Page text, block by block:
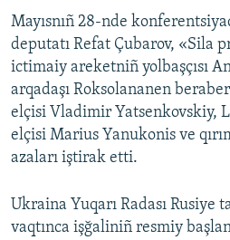
Mayısnıñ 28-nde
deputatı Refat Çubarov, «Sila
ictimaiy areketniñ yolbaşçısı
arqadaşı Roksolananen
elçisi Vladimir Yatsenkovskiy,
elçisi Marius Yanukonis ve
azaları iştirak etti.
Ukraina Yuqarı Radası Rusiye
vaqtınca işğaliniñ resmiy